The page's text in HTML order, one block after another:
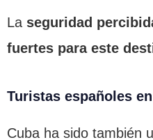
La seguridad
fuertes para este
Turistas españoles
Cuba ha sido también